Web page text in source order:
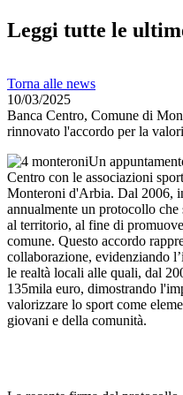
Leggi tutte le
Torna alle news
10/03/2025
Banca Centro, Comune di
rinnovato l'accordo per la
Un
Centro con le associazioni
Monteroni d'Arbia. Dal 2006,
annualmente un protocollo
al territorio, al fine di
comune. Questo accordo
collaborazione, evidenziando
le realtà locali alle quali, dal
135mila euro, dimostrando
valorizzare lo sport come
giovani e della comunità.